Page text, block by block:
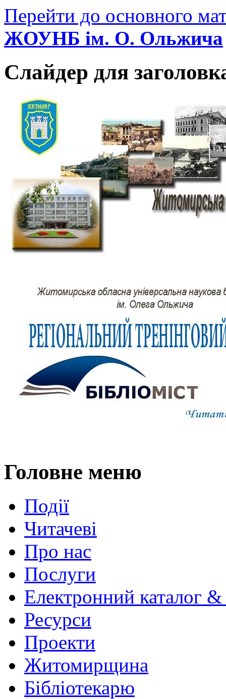
Перейти до основного
ЖОУНБ ім. О. Ольжича
Слайдер для
Головне меню
Події
Читачеві
Про нас
Послуги
Електронний каталог
Ресурси
Проекти
Житомирщина
Бібліотекарю